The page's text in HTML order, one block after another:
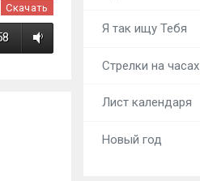
Скачать
Я так ищу Тебя
Стрелки на часах
Лист календаря
Новый год